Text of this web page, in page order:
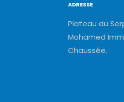
ADRESSE
Plateau du
Mohamed
Chaussée.